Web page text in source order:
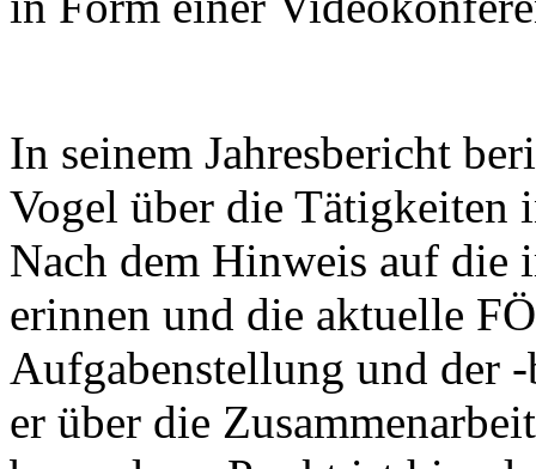
In seinem Jahresbericht
Vogel über die Tätigkeiten
Nach dem Hinweis auf die
erinnen und die aktuelle
Aufgabenstellung und der
er über die